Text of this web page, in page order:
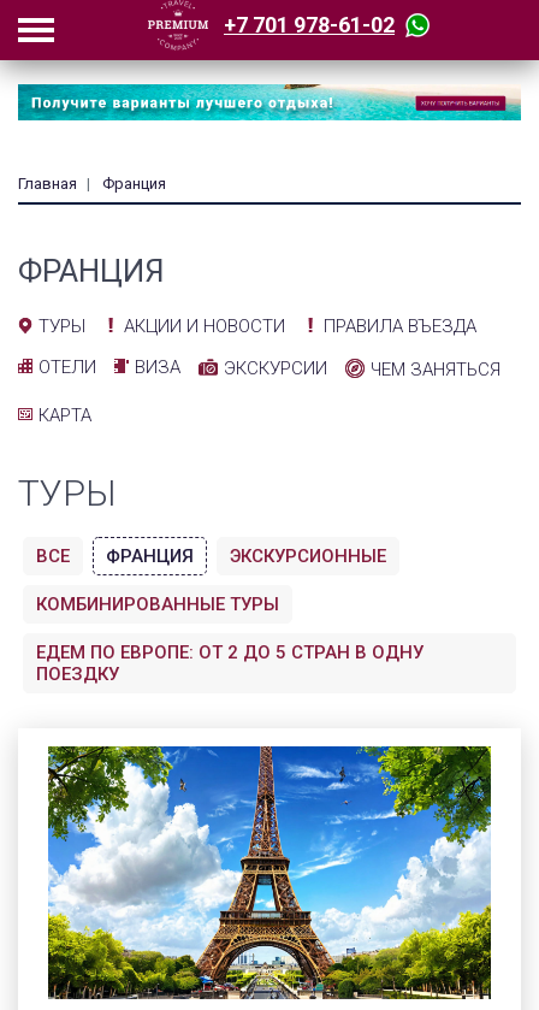
+7 701 978-61-02
Главная Франция
ФРАНЦИЯ
ТУРЫ АКЦИИ И НОВОСТИ
ПРАВИЛА ВЪЕЗДА
ОТЕЛИ
ВИЗА ЭКСКУРСИИ ЧЕМ ЗАНЯТЬСЯ
КАРТА
ТУРЫ
ВСЕ ФРАНЦИЯ ЭКСКУРСИОННЫЕ
КОМБИНИРОВАННЫЕ ТУРЫ
ЕДЕМ ПО ЕВРОПЕ: ОТ 2 ДО 5 СТРАН В ОДНУ
ПОЕЗДКУ